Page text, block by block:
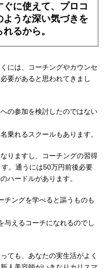
ぐに使えて、プロコ
ような深い気づきを
るから。
には、コーチングやカウンセ
要があると思われてきまし
の参加を検討したのではない
乗れるスクールもあります。
りますし、コーチングの習得
。通うには50万円前後必要
ハードルがあります。
チングを学べると謳うものも
与えるコーチになれるのでし
ても、あなたの実生活がよく